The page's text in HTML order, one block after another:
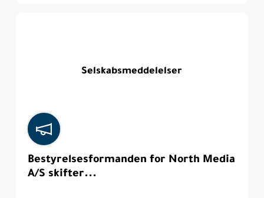
Selskabsmeddelelser
Bestyrelsesformanden for North Media
A/S skifter...